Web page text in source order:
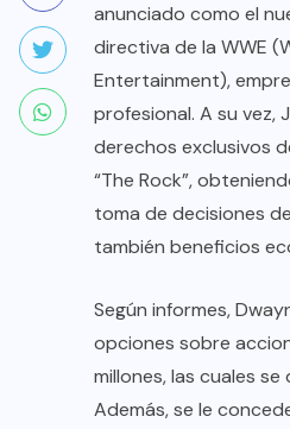
anunciado como el
directiva de la WWE
Entertainment),
profesional. A su vez,
derechos exclusivos
“The Rock”,
toma de decisiones
también beneficios
Según informes,
opciones sobre
millones, las cuales
Además, se le